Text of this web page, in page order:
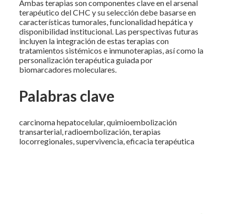
Ambas terapias son componentes clave en el arsenal
terapéutico del CHC y su selección debe basarse en
características tumorales, funcionalidad hepática y
disponibilidad institucional. Las perspectivas futuras
incluyen la integración de estas terapias con
tratamientos sistémicos e inmunoterapias, así como la
personalización terapéutica guiada por
biomarcadores moleculares.
Palabras clave
carcinoma hepatocelular, quimioembolización
transarterial, radioembolización, terapias
locorregionales, supervivencia, eficacia terapéutica